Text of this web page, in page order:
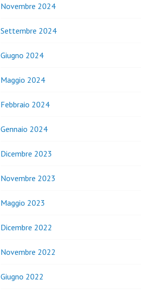
Novembre 2024
Settembre 2024
Giugno 2024
Maggio 2024
Febbraio 2024
Gennaio 2024
Dicembre 2023
Novembre 2023
Maggio 2023
Dicembre 2022
Novembre 2022
Giugno 2022